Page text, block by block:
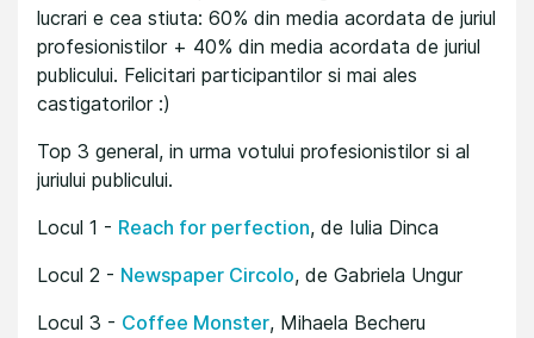
lucrari e cea stiuta: 60% din media acordata de juriul
profesionistilor + 40% din media acordata de juriul
publicului. Felicitari participantilor si mai ales
castigatorilor :)
Top 3 general, in urma votului profesionistilor si al
juriului publicului.
Locul 1 - Reach for perfection, de Iulia Dinca
Locul 2 - Newspaper Circolo, de Gabriela Ungur
Locul 3 - Coffee Monster, Mihaela Becheru